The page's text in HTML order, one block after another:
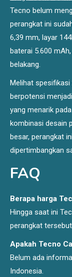
Tecno belum
perangkat ini
6,39 mm, layar
baterai 5.600
belakang.
Melihat
berpotensi
yang menarik
kombinasi desain
besar, perangkat
dipertimbangkan
FAQ
Berapa harga
Hingga saat ini
perangkat
Apakah Tecno
Belum ada
Indonesia.